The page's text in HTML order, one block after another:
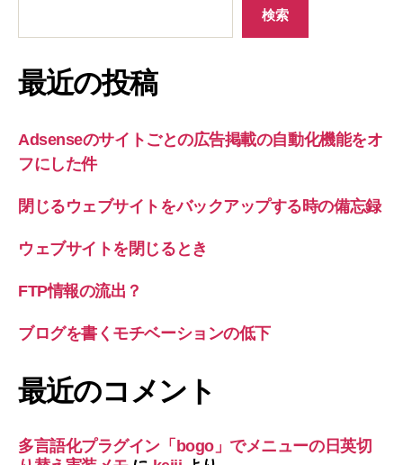
検索
最近の投稿
Adsenseのサイトごとの広告掲載の自動化機能をオ
フにした件
閉じるウェブサイトをバックアップする時の備忘録
ウェブサイトを閉じるとき
FTP情報の流出？
ブログを書くモチベーションの低下
最近のコメント
多言語化プラグイン「bogo」でメニューの日英切